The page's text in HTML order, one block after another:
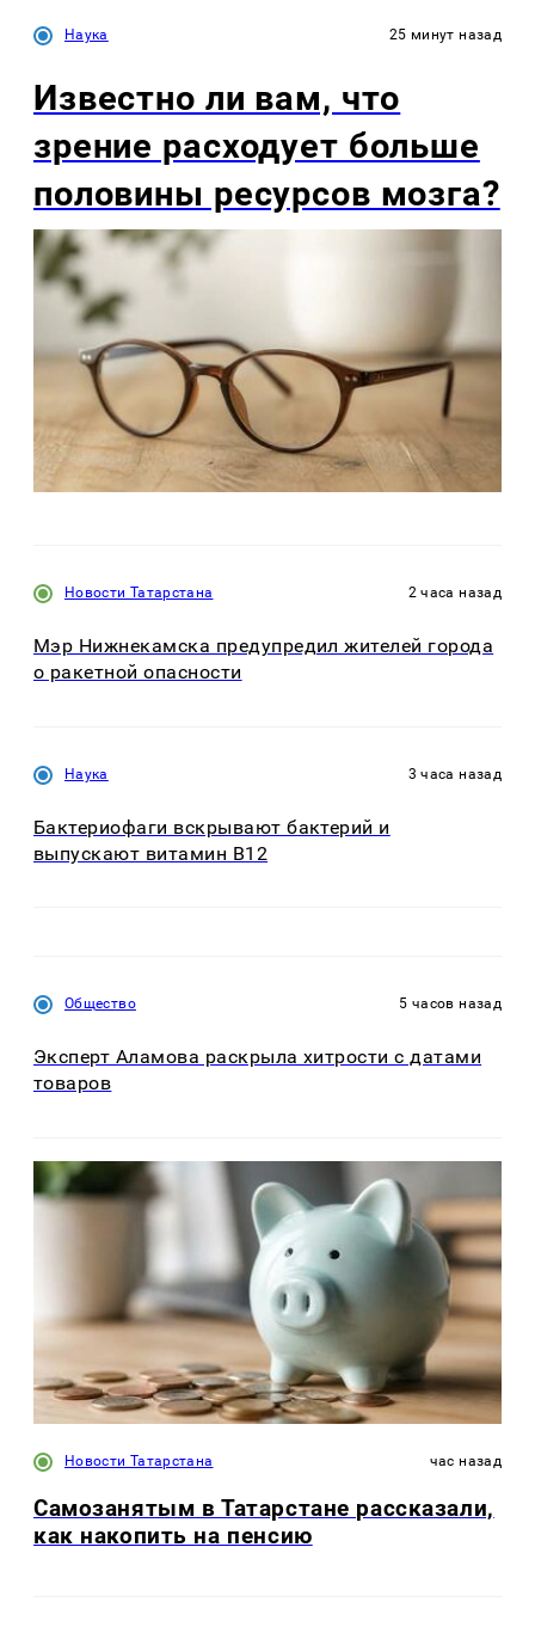
Наука 25 минут назад
Известно ли вам, что
зрение расходует больше
половины ресурсов мозга?
Новости Татарстана 2 часа назад
Мэр Нижнекамска предупредил жителей города
о ракетной опасности
Наука 3 часа назад
Бактериофаги вскрывают бактерий и
выпускают витамин B12
Общество 5 часов назад
Эксперт Аламова раскрыла хитрости с датами
товаров
Новости Татарстана час назад
Самозанятым в Татарстане рассказали,
как накопить на пенсию